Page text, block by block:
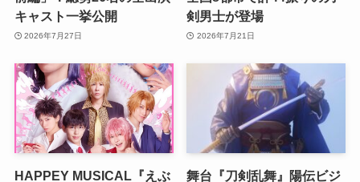
キャスト一挙公開
2026年7月27日
剣男士が登場
2026年7月21日
HAPPEY MUSICAL『えぶ 舞台『刀剣乱舞』陽伝ビジ